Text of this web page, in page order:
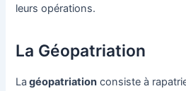
leurs opérations.
La Géopatriation
La géopatriation consiste à